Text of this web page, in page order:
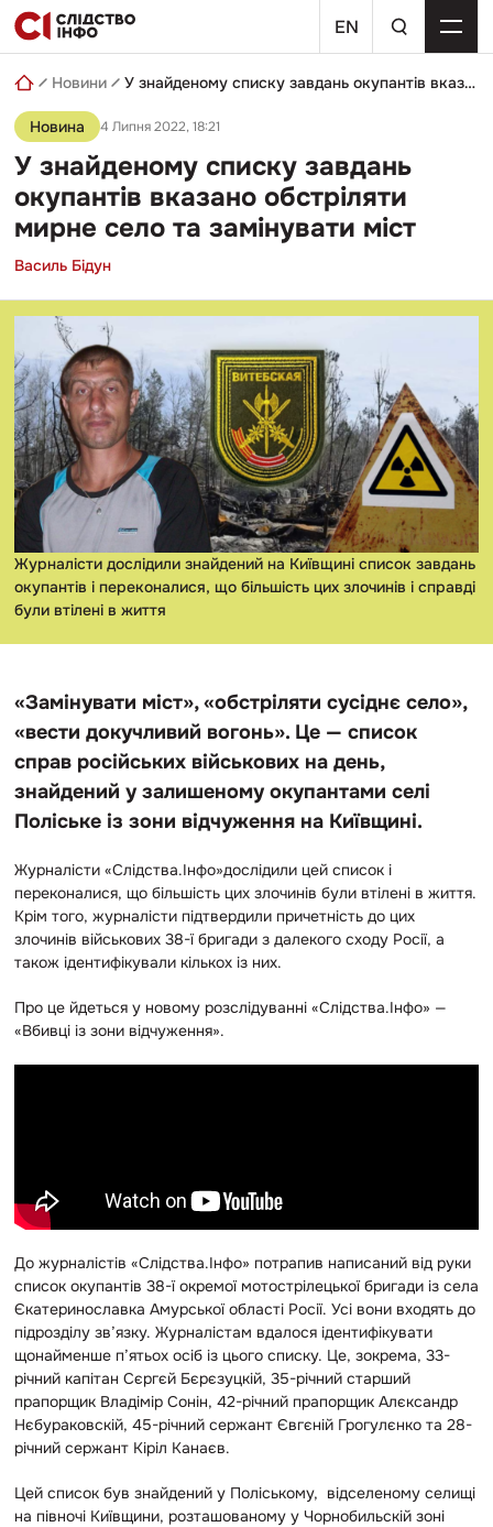
Skip
to
content
EN
пошуковий
запит
Новини У знайденому списку завдань окупантів вказано обстріляти мирне село та замінувати міст
Новина 4 Липня 2022, 18:21
У знайденому списку завдань
окупантів вказано обстріляти
мирне село та замінувати міст
Василь Бідун
Журналісти дослідили знайдений на Київщині список завдань
окупантів і переконалися, що більшість цих злочинів і справді
були втілені в життя
«Замінувати міст», «обстріляти сусіднє село»,
«вести докучливий вогонь». Це — список
справ російських військових на день,
знайдений у залишеному окупантами селі
Поліське із зони відчуження на Київщині.
Журналісти «Слідства.Інфо»дослідили цей список і
переконалися, що більшість цих злочинів були втілені в життя.
Крім того, журналісти підтвердили причетність до цих
злочинів військових 38-ї бригади з далекого сходу Росії, а
також ідентифікували кількох із них.
Про це йдеться у новому розслідуванні «Слідства.Інфо» —
«Вбивці із зони відчуження».
До журналістів «Слідства.Інфо» потрапив написаний від руки
список окупантів 38-ї окремої мотострілецької бригади із села
Єкатеринославка Амурської області Росії. Усі вони входять до
підрозділу зв’язку. Журналістам вдалося ідентифікувати
щонайменше п’ятьох осіб із цього списку. Це, зокрема, 33-
річний капітан Сєргєй Бєрєзуцкій, 35-річний старший
прапорщик Владімір Сонін, 42-річний прапорщик Алєксандр
Нєбураковскій, 45-річний сержант Євгєній Грогулєнко та 28-
річний сержант Кіріл Канаєв.
Цей список був знайдений у Поліському, відселеному селищі
на півночі Київщини, розташованому у Чорнобильскій зоні